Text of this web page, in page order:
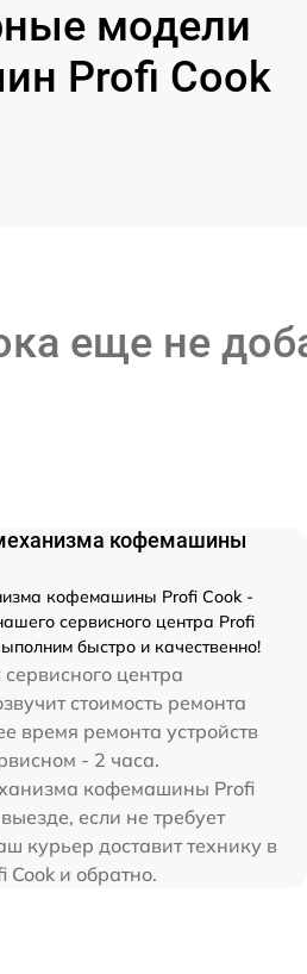
модели
Profi Cook
еще не
кофемашины
кофемашины Profi Cook -
сервисного центра Profi
быстро и качественно!
центра
стоимость ремонта
время ремонта устройств
- 2 часа.
кофемашины Profi
если не требует
курьер доставит технику в
Cook и обратно.